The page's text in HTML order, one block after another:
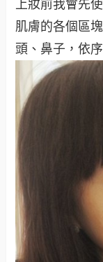
上妝前我會先
肌膚的各個區
頭、鼻子，依